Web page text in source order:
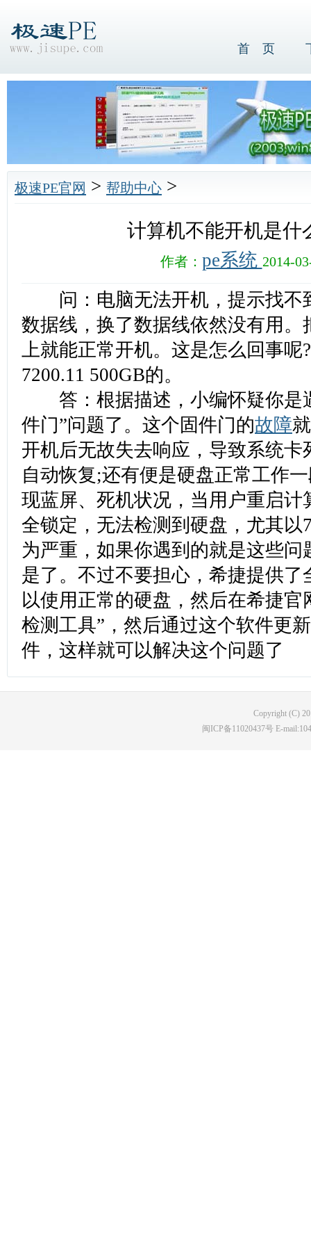
首 页
极速PE官网 > 帮助中心 >
计算机不能开机是什
作者： pe系统 2014-
问：电脑无法开机，提示找不
数据线，换了数据线依然没有用。
上就能正常开机。这是怎么回事呢
7200.11 500GB的。
答：根据描述，小编怀疑你是
件门”问题了。这个固件门的故障
开机后无故失去响应，导致系统卡
自动恢复;还有便是硬盘正常工作
现蓝屏、死机状况，当用户重启计
全锁定，无法检测到硬盘，尤其以
为严重，如果你遇到的就是这些问
是了。不过不要担心，希捷提供了
以使用正常的硬盘，然后在希捷官
检测工具”，然后通过这个软件更
件，这样就可以解决这个问题了
Copyright (C)
闽ICP备11020437号 E-